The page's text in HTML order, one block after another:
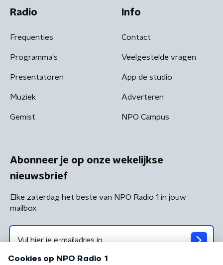
Radio
Frequenties
Programma's
Presentatoren
Muziek
Gemist
Info
Contact
Veelgestelde vragen
App de studio
Adverteren
NPO Campus
Abonneer je op onze wekelijkse
nieuwsbrief
Elke zaterdag het beste van NPO Radio 1 in jouw
mailbox